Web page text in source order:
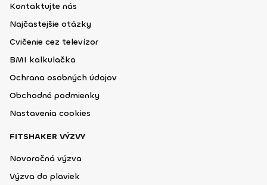
Kontaktujte nás
Najčastejšie otázky
Cvičenie cez televízor
BMI kalkulačka
Ochrana osobných údajov
Obchodné podmienky
Nastavenia cookies
FITSHAKER VÝZVY
Novoročná výzva
Výzva do plaviek